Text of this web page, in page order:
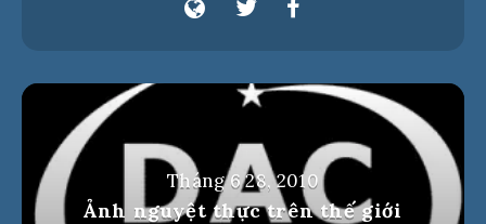
Tháng 6 28, 2010
Ảnh nguyệt thực trên thế giới